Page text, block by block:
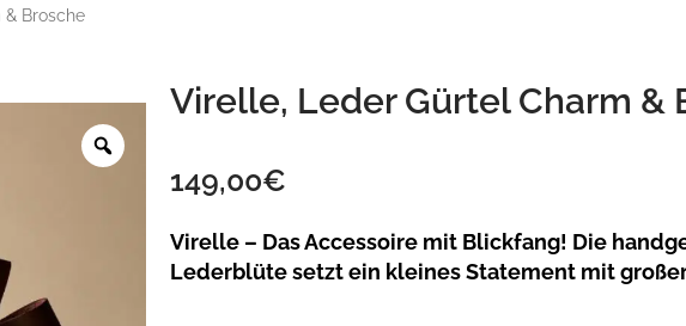
Brosche
Zoom
Virelle, Leder Gürtel Charm &
149,00€
Virelle – Das Accessoire mit Blickfang! Die
Lederblüte setzt ein kleines Statement mit